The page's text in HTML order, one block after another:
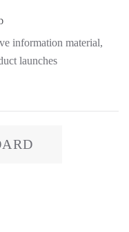
information material,
launches